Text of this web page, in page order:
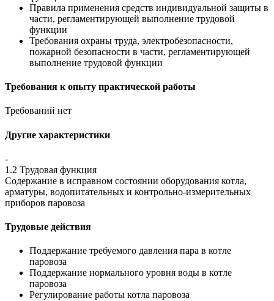
Правила применения средств индивидуальной защиты в
части, регламентирующей выполнение трудовой
функции
Требования охраны труда, электробезопасности,
пожарной безопасности в части, регламентирующей
выполнение трудовой функции
Требования к опыту практической работы
Требований нет
Другие характеристики
-
1.2 Трудовая функция
Содержание в исправном состоянии оборудования котла,
арматуры, водопитательных и контрольно-измерительных
приборов паровоза
Трудовые действия
Поддержание требуемого давления пара в котле
паровоза
Поддержание нормального уровня воды в котле
паровоза
Регулирование работы котла паровоза